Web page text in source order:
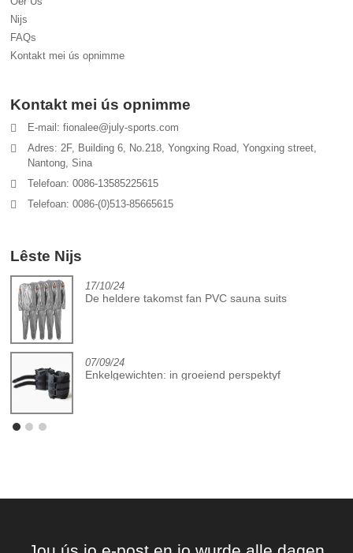
Nijs
FAQs
Kontakt mei ús opnimme
Kontakt mei ús opnimme
E-mail: fionalee@july-sports.com
Adres: 2F, Building 6, No.218, Yongxing Road, Yongxing street,
Nantong, Sina
Telefoan: 0086-13585225615
Telefoan: 0086-(0)513-85665615
Lêste Nijs
17/10/24
De heldere takomst fan PVC sauna suits
07/09/24
Enkelgewichten: in groeiend perspektyf